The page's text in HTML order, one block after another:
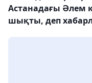
Астанадағы Әлем
шықты, деп